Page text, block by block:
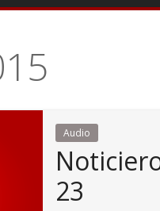
Audio
23